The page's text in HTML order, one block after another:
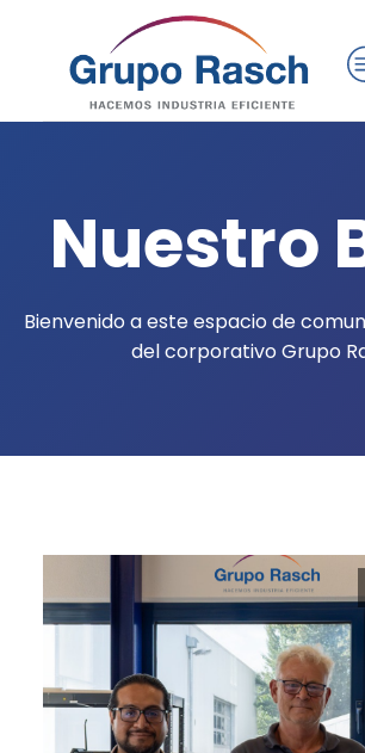
Nuestro
Bienvenido a este espacio de
del corporativo Grupo